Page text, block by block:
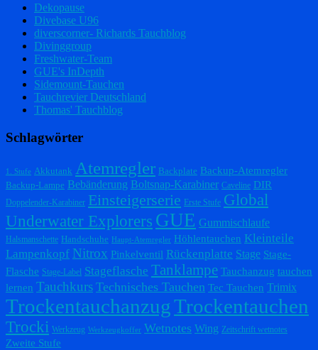
Dekopause
Divebase U96
diverscorner- Richards Tauchblog
Divinggroup
Freshwater-Team
GUE's InDepth
Sidemount-Tauchen
Tauchrevier Deutschland
Thomas' Tauchblog
Schlagwörter
1. Stufe Akkutank Atemregler Backplate Backup-Atemregler
Backup-Lampe Bebänderung Boltsnap-Karabiner Caveline DIR
Doppelender-Karabiner Einsteigerserie Erste Stufe Global
Underwater Explorers GUE Gummischlaufe
Halsmanschette Handschuhe Haupt-Atemregler Höhlentauchen Kleinteile
Lampenkopf Nitrox Pinkelventil Rückenplatte Stage Stage-
Flasche Stage-Label Stageflasche Tanklampe Tauchanzug tauchen
lernen Tauchkurs Technisches Tauchen Tec Tauchen Trimix
TrockentauchanzugTrockentauchen
Trocki Werkzeug Werkzeugkoffer Wetnotes Wing Zeitschrift wetnotes
Zweite Stufe